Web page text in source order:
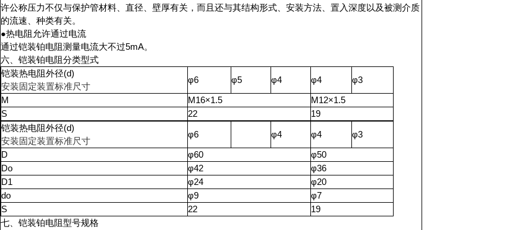
许公称压力不仅与保护管材料、直径、壁厚有关，而且还与其结构形式、安装方法、置入深度以及被测介质
的流速、种类有关。
●热电阻允许通过电流
通过铠装铂电阻测量电流大不过5mA。
六、铠装铂电阻分类型式
铠装热电阻外径(d)
安装固定装置标准尺寸
φ6 φ5 φ4 φ4
φ3
M
M16×1.5
M12×1.5
S
22
19
铠装热电阻外径(d)
安装固定装置标准尺寸
φ6 φ4 φ4
φ3
D
φ60
φ50
Do
φ42
φ36
D1
φ24
φ20
do
φ9
φ7
S
22
19
七、铠装铂电阻型号规格